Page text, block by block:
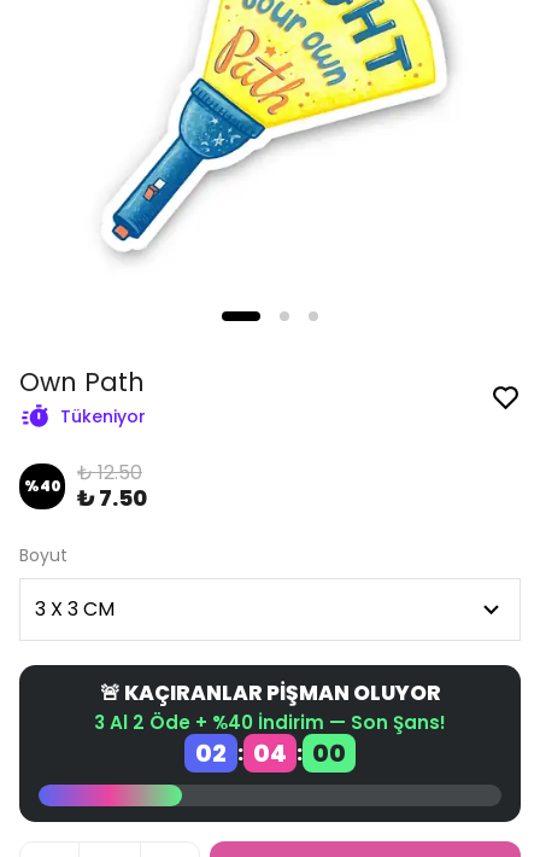
Own Path
Tükeniyor
%40 ₺ 12.50
₺ 7.50
Boyut
🚨 KAÇIRANLAR PİŞMAN OLUYOR
3 Al 2 Öde + %40 İndirim — Son Şans!
02 : 04 : 00